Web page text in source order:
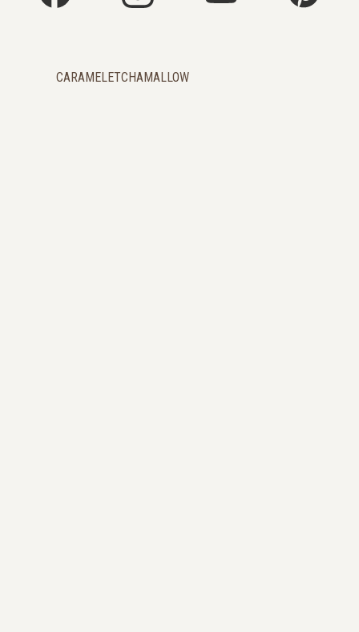
CARAMELETCHAMALLOW